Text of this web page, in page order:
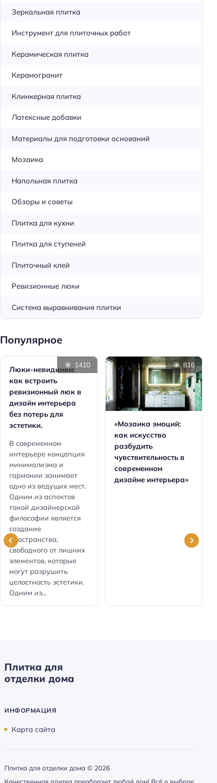
Зеркальная плитка
Инструмент для плиточных работ
Керамическая плитка
Керамогранит
Клинкерная плитка
Латексные добавки
Материалы для подготовки оснований
Мозаика
Напольная плитка
Обзоры и советы
Плитка для кухни
Плитка для ступеней
Плиточный клей
Ревизионные люки
Система выравнивания плитки
Популярное
Люки-невидимки:
как встроить
ревизионный люк в
дизайн интерьера
без потерь для
эстетики.
В современном
интерьере концепция
минимализма и
гармонии занимает
одно из ведущих мест.
Одним из аспектов
такой дизайнерской
философии является
создание
пространства,
свободного от лишних
элементов, которые
могут разрушить
целостность эстетики.
Одним из...
1410
«Мозаика эмоций:
как искусство
разбудить
чувствительность в
современном
дизайне интерьера»
816
Плитка для
отделки дома
ИНФОРМАЦИЯ
Карта сайта
Плитка для отделки дома © 2026
Качественная плитка преобразит любой дом! Всё о выборе